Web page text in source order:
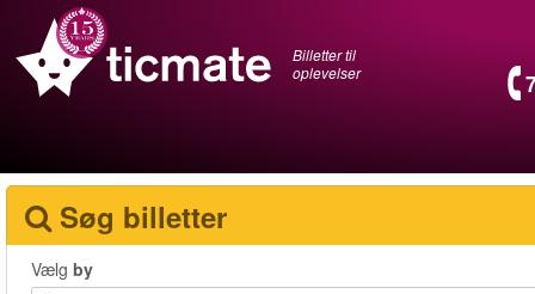
Billetter til
oplevelser
Søg billetter
Vælg by